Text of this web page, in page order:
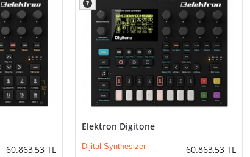
60.863,53 TL
Elektron Digitone
Dijital Synthesizer 60.863,53 TL